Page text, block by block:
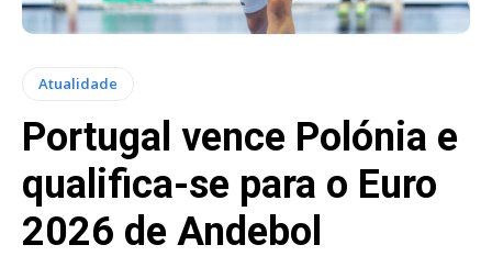
Atualidade
Portugal vence Polónia e
qualifica-se para o Euro
2026 de Andebol